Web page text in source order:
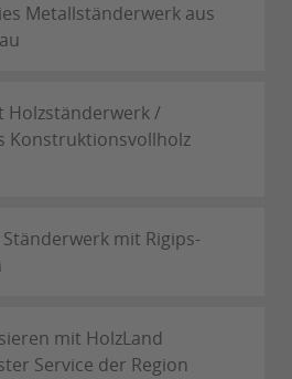
Metallständerwerk aus
Holzständerwerk /
Konstruktionsvollholz
mit Rigips-
mit HolzLand
Service der Region